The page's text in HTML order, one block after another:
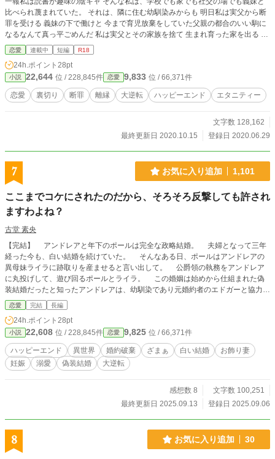
比べられ蔑まれていた。 それは、隣に住む幼馴染みからも 明日私は実父から断
罪を受ける 義妹の下で働けと 今まで育児放棄をしていた父親の都合のいい駒に
なるなんて真っ平ごめんだ 私は実父とその家族を捨て 生まれ育った家を出る さ
よなら 私は私で生きていくから ※題名を変更致しました（旧題 どうせ叶わない
想いなら）。 ※以前途中迄は公開していたお話です。 ※短編（99ページ以内）
予定ですが、長くなりそうだったら長編（100ページ以上）に致します。尚、短
編・長編の区切りに細かい決まりは無いと運営様からお話を頂きましたので、私
の個人の決め事として100ページを区切りとさせて頂きます。 ※もしかしたらR
18表現が出そうなので……変更致しました。
恋愛 連載中 短編 R18
24h.ポイント 28pt
小説 22,644 位 / 228,845件 恋愛 9,833 位 / 66,371件
恋愛 裏切り 断罪 離縁 大逆転 ハッピーエンド エタニティー
文字数 128,162
最終更新日 2020.10.15
登録日 2020.06.29
7 お気に入り追加 1,101
ここまでコケにされたのだから、そろそろ反撃しても許され
ますわよね？
古堂 素央
【完結】 アンドレアと年下のポールは完全な政略結婚。 夫婦となって三年
経った今も、白い結婚を続けていた。 そんなある日、ポールはアンドレアの
異母妹ライラに跡取りを産ませると言い出して。 公爵領の執務をアンドレア
に丸投げして、遊び回るポールとライラ。 この婚姻は始めから仕組まれた偽
装結婚だったと知ったアンドレアは、幼馴染であり元婚約者のエドガーと協力し
てふたりに反撃を開始していくが……。 【クズ夫×異母妹vsお飾り妻×元婚約
者】華麗なる大逆転痛快ラブストーリー！
恋愛 完結 長編
24h.ポイント 28pt
小説 22,608 位 / 228,845件 恋愛 9,825 位 / 66,371件
ハッピーエンド 異世界 婚約破棄 ざまぁ 白い結婚
お飾り妻
妊娠
溺愛 偽装結婚 大逆転
感想数 8
文字数 100,251
最終更新日 2025.09.13
登録日 2025.09.06
8 お気に入り追加 30